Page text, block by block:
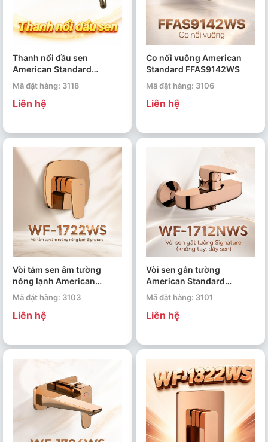
Thanh nối đầu sen
American Standard
FFAS9909CS
Mã đặt hàng: 3118
Liên hệ
Co nối vuông American
Standard FFAS9142WS
Mã đặt hàng: 3106
Liên hệ
Vòi tắm sen âm tường
nóng lạnh American
Standard Signature WF-
1722WS
Mã đặt hàng: 3103
Liên hệ
Vòi sen gắn tường
American Standard
Signature WF-1712NWS
Mã đặt hàng: 3101
Liên hệ